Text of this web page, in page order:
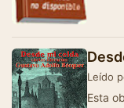
Leído
Esta